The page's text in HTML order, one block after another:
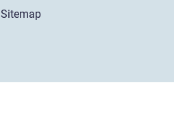
Sitemap